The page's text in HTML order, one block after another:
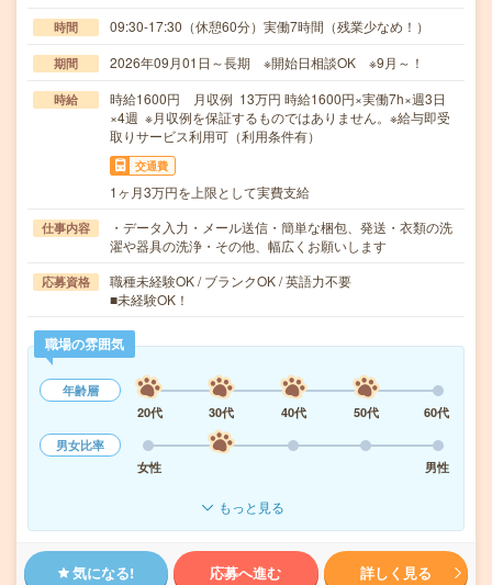
時間 09:30-17:30（休憩60分）実働7時間（残業少なめ！）
期間 2026年09月01日～長期 ※開始日相談OK ※9月～！
時給
時給1600円 月収例 13万円 時給1600円×実働7h×週3日
×4週 ※月収例を保証するものではありません。※給与即受
取りサービス利用可（利用条件有）
交通費
1ヶ月3万円を上限として実費支給
仕事内容
・データ入力・メール送信・簡単な梱包、発送・衣類の洗
濯や器具の洗浄・その他、幅広くお願いします
応募資格
職種未経験OK / ブランクOK / 英語力不要
■未経験OK！
職場の雰囲気
年齢層
20代
30代 40代 50代
60代
男女比率
女性
男性
もっと見る
気になる! 応募へ進む 詳しく見る